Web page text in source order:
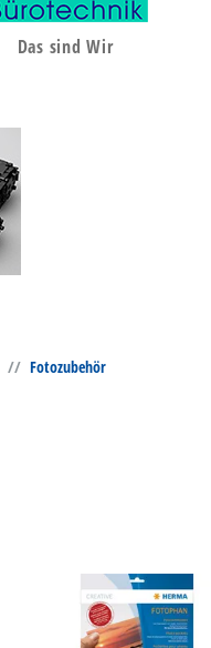
Das sind Wir
// Fotozubehör